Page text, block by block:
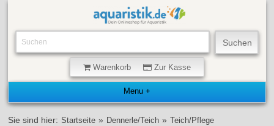
Warenkorb Zur Kasse
Sie sind hier: Startseite » Dennerle/Teich » Teich/Pflege